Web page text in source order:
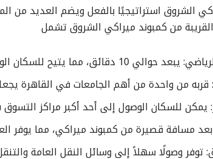
الشروق استراتيجيًا بالفعل ويضم العديد من
من كمبوند ميراكي الشروق تشمل
للسكان الوصول إلى مرافق رياضية عالية الجودة
قربه من واحدة من أهم الجامعات في القاهرة
يمكن للسكان الوصول إلى أحد أكبر مراكز
مسافة قصيرة من كمبوند ميراكي، مما يوفر
وصولًا سهلاً إلى وسائل النقل العامة